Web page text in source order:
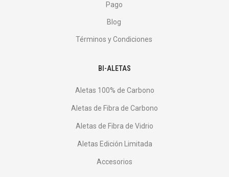
Pago
Blog
Términos y Condiciones
BI-ALETAS
Aletas 100% de Carbono
Aletas de Fibra de Carbono
Aletas de Fibra de Vidrio
Aletas Edición Limitada
Accesorios